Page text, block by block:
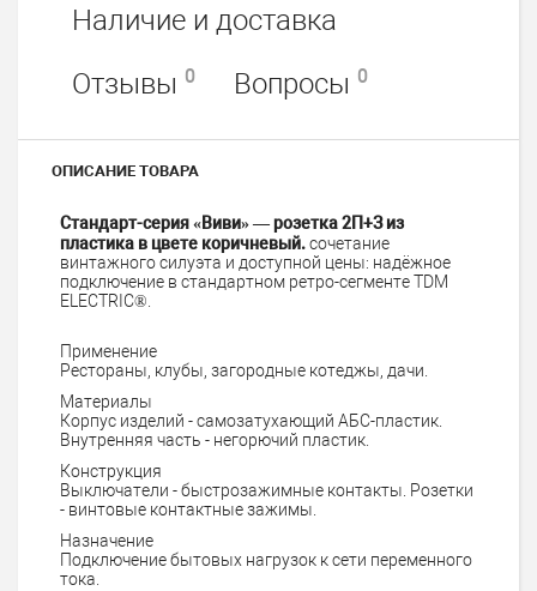
Наличие и доставка
Отзывы 0 Вопросы 0
ОПИСАНИЕ ТОВАРА
Стандарт-серия «Виви» — розетка 2П+З из
пластика в цвете коричневый.сочетание
винтажного силуэта и доступной цены: надёжное
подключение в стандартном ретро-сегменте TDM
ELECTRIC®.
Применение
Рестораны, клубы, загородные котеджы, дачи.
Материалы
Корпус изделий - самозатухающий АБС-пластик.
Внутренняя часть - негорючий пластик.
Конструкция
Выключатели - быстрозажимные контакты. Розетки
- винтовые контактные зажимы.
Назначение
Подключение бытовых нагрузок к сети переменного
тока.